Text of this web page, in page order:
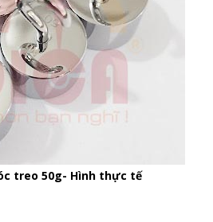
treo 50g- Hình thực tế